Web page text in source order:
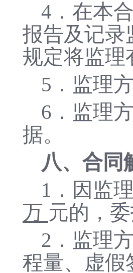
4 ． 在本
报告及记录
规定将监理
5 ． 监理
6 ． 监理
据。
八、合同
1 ． 因监
万 元的，
2 ． 监理
程量、虚假